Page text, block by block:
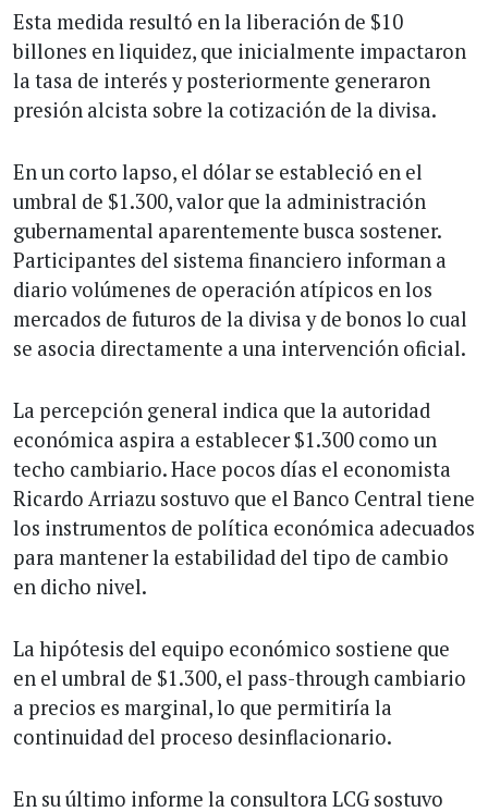
Esta medida resultó en la liberación de $10
billones en liquidez, que inicialmente impactaron
la tasa de interés y posteriormente generaron
presión alcista sobre la cotización de la divisa.
En un corto lapso, el dólar se estableció en el
umbral de $1.300, valor que la administración
gubernamental aparentemente busca sostener.
Participantes del sistema financiero informan a
diario volúmenes de operación atípicos en los
mercados de futuros de la divisa y de bonos lo cual
se asocia directamente a una intervención oficial.
La percepción general indica que la autoridad
económica aspira a establecer $1.300 como un
techo cambiario. Hace pocos días el economista
Ricardo Arriazu sostuvo que el Banco Central tiene
los instrumentos de política económica adecuados
para mantener la estabilidad del tipo de cambio
en dicho nivel.
La hipótesis del equipo económico sostiene que
en el umbral de $1.300, el pass-through cambiario
a precios es marginal, lo que permitiría la
continuidad del proceso desinflacionario.
En su último informe la consultora LCG sostuvo